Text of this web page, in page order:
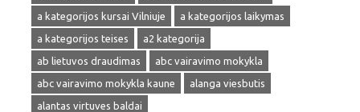
a kategorijos kursai Vilniuje
a kategorijos laikymas
a kategorijos teises
a2 kategorija
ab lietuvos draudimas
abc vairavimo mokykla
abc vairavimo mokykla kaune
alanga viesbutis
alantas virtuves baldai